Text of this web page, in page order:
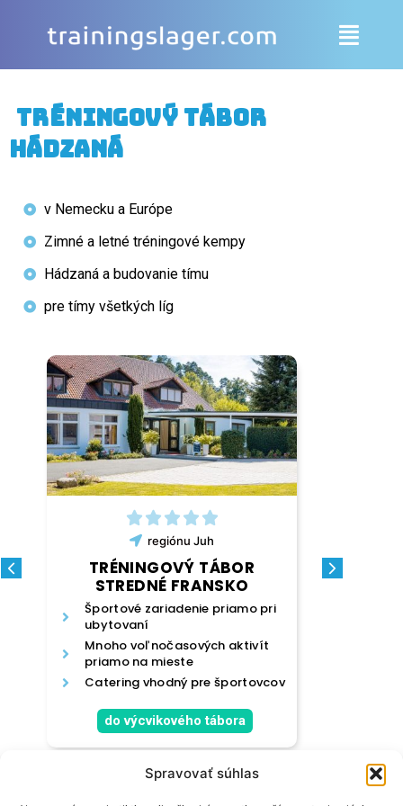
Spravovať súhlas
Tréningový tábor
Hádzaná
v Nemecku a Európe
Zimné a letné tréningové kempy
Hádzaná a budovanie tímu
pre tímy všetkých líg
regiónuJuh
TRÉNINGOVÝ TÁBOR
STREDNÉ FRANSKO
Športové zariadenie priamo pri
ubytovaní
Mnoho voľnočasových aktivít
priamo na mieste
Catering vhodný pre športovcov
do výcvikového tábora
ŠPORTOVÁ